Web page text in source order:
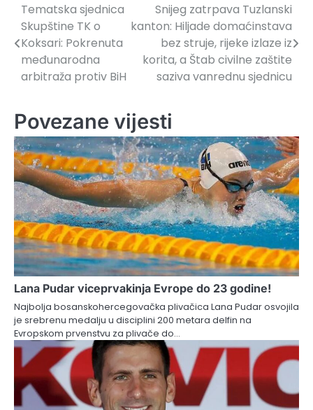
Navigacija
članaka
Tematska sjednica
Skupštine TK o
Koksari: Pokrenuta
međunarodna
arbitraža protiv BiH
Snijeg zatrpava Tuzlanski
kanton: Hiljade domaćinstava
bez struje, rijeke izlaze iz
korita, a Štab civilne zaštite
saziva vanrednu sjednicu
Povezane vijesti
Lana Pudar viceprvakinja Evrope do 23 godine!
Najbolja bosanskohercegovačka plivačica Lana Pudar osvojila
je srebrenu medalju u disciplini 200 metara delfin na
Evropskom prvenstvu za plivače do…